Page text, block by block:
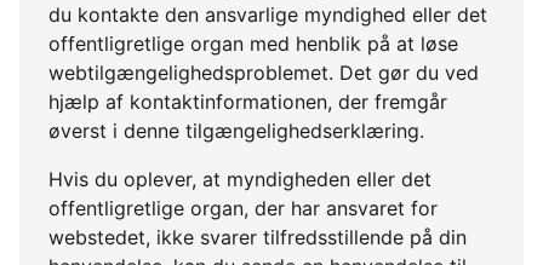
du kontakte den ansvarlige myndighed eller det
offentligretlige organ med henblik på at løse
webtilgængelighedsproblemet. Det gør du ved
hjælp af kontaktinformationen, der fremgår
øverst i denne tilgængelighedserklæring.
Hvis du oplever, at myndigheden eller det
offentligretlige organ, der har ansvaret for
webstedet, ikke svarer tilfredsstillende på din